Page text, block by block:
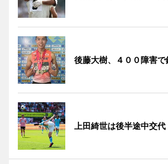
後藤大樹、４００障害で
上田綺世は後半途中交